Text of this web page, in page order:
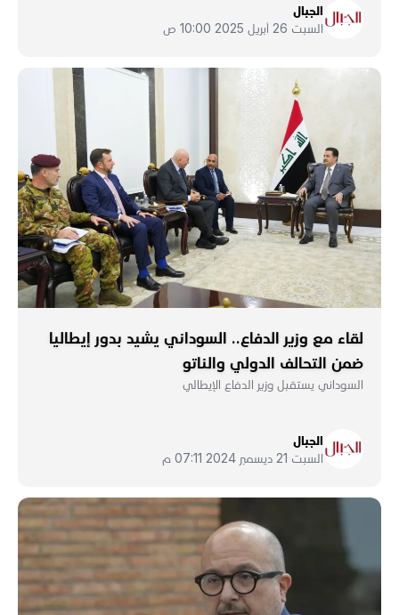
الجبال
السبت 26 أبريل 2025 10:00 ص
لقاء مع وزير الدفاع.. السوداني يشيد بدور إيطاليا
ضمن التحالف الدولي والناتو
السوداني يستقبل وزير الدفاع الإيطالي
الجبال
السبت 21 ديسمبر 2024 07:11 م